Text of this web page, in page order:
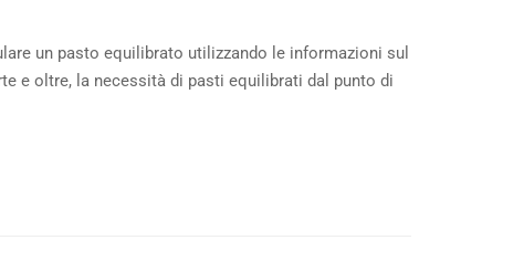
un pasto equilibrato utilizzando le informazioni sul
e oltre, la necessità di pasti equilibrati dal punto di